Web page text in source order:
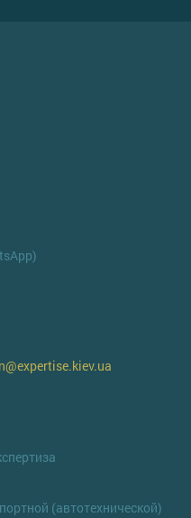
(автотехнической)